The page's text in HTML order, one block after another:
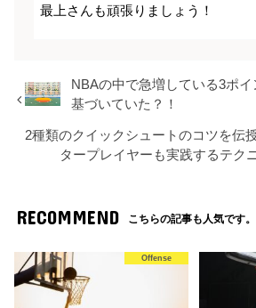
最上さんも頑張りましょう！
NBAの中で急増している3ポ
基づいていた？！
2種類のクイックシュートのコツを伝
タープレイヤーも実践するテク
RECOMMEND こちらの記事も人気です。
Offense